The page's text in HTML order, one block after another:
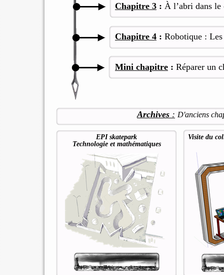
Chapitre 3 : À l’abri dans le
Chapitre 4 : Robotique :
Mini chapitre : Réparer un
Archives : D'anciens
EPI skatepark
Technologie et mathématiques
Visite du